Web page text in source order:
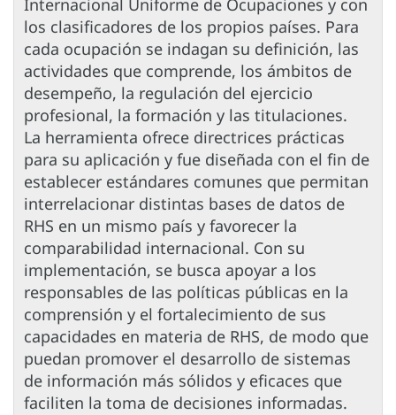
Internacional Uniforme de Ocupaciones y con
los clasificadores de los propios países. Para
cada ocupación se indagan su definición, las
actividades que comprende, los ámbitos de
desempeño, la regulación del ejercicio
profesional, la formación y las titulaciones.
La herramienta ofrece directrices prácticas
para su aplicación y fue diseñada con el fin de
establecer estándares comunes que permitan
interrelacionar distintas bases de datos de
RHS en un mismo país y favorecer la
comparabilidad internacional. Con su
implementación, se busca apoyar a los
responsables de las políticas públicas en la
comprensión y el fortalecimiento de sus
capacidades en materia de RHS, de modo que
puedan promover el desarrollo de sistemas
de información más sólidos y eficaces que
faciliten la toma de decisiones informadas.